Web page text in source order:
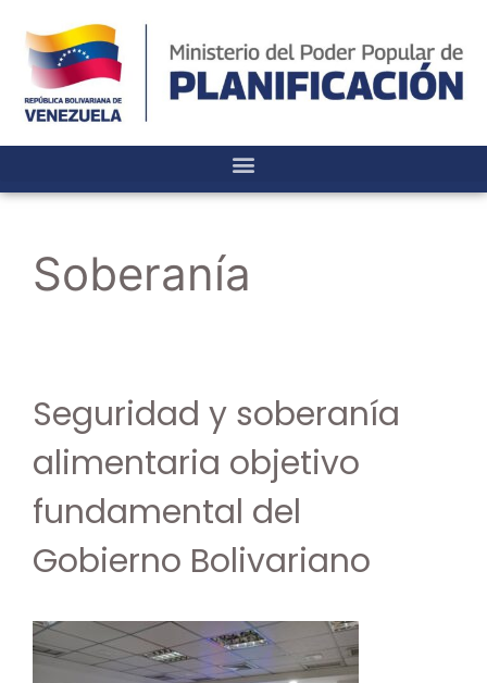
Soberanía
Seguridad y soberanía
alimentaria objetivo
fundamental del
Gobierno Bolivariano